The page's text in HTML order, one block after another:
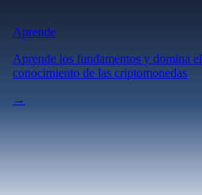
Aprende
Aprende los fundamentos y domina el
conocimiento de las criptomonedas
→